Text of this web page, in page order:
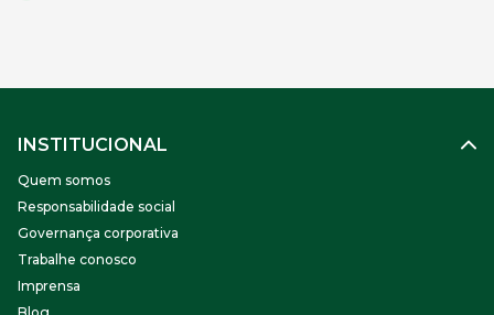
INSTITUCIONAL
Quem somos
Responsabilidade social
Governança corporativa
Trabalhe conosco
Imprensa